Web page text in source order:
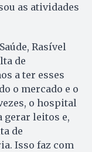
as atividades
Rasível
de
a ter esses
o mercado e o
o hospital
gerar leitos e,
de
Isso faz com